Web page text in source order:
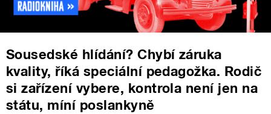
Sousedské hlídání? Chybí záruka
kvality, říká speciální pedagožka. Rodič
si zařízení vybere, kontrola není jen na
státu, míní poslankyně